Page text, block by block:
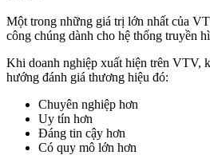
Một trong những giá trị lớn nhất của
công chúng dành cho hệ thống truyền
Khi doanh nghiệp xuất hiện trên VTV,
hướng đánh giá thương hiệu đó:
Chuyên nghiệp hơn
Uy tín hơn
Đáng tin cậy hơn
Có quy mô lớn hơn